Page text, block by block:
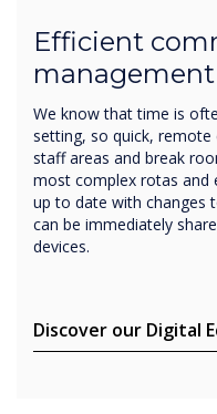
Efficient
management
We know that time is
setting, so quick, remote
staff areas and break
most complex rotas and
up to date with changes
can be immediately
devices.
Discover our Digital